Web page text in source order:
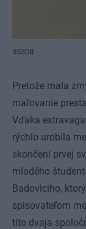
35308
Pretože mala
maľovanie
Vďaka
rýchlo urobila
skončení prvej
mladého
Badoviciho,
spisovateľom
títo dvaja